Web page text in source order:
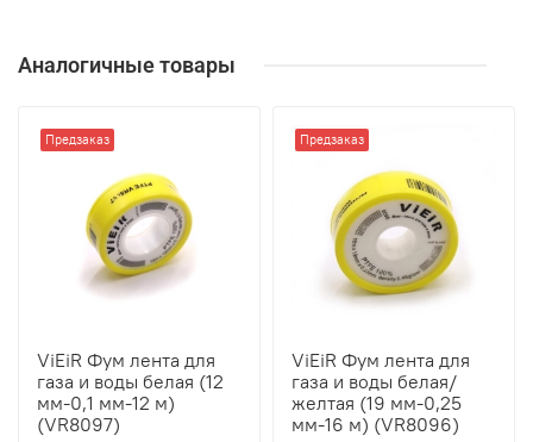
Аналогичные товары
Предзаказ
ViEiR Фум лента для
газа и воды белая (12
мм-0,1 мм-12 м)
(VR8097)
Предзаказ
ViEiR Фум лента для
газа и воды белая/
желтая (19 мм-0,25
мм-16 м) (VR8096)